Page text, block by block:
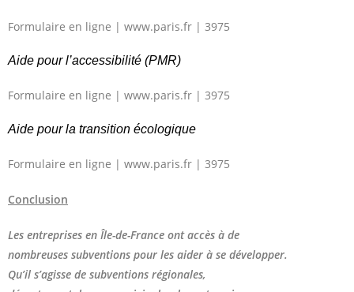
Formulaire en ligne | www.paris.fr | 3975
Aide pour l’accessibilité (PMR)
Formulaire en ligne | www.paris.fr | 3975
Aide pour la transition écologique
Formulaire en ligne | www.paris.fr | 3975
Conclusion
Les entreprises en Île-de-France ont accès à de
nombreuses subventions pour les aider à se développer.
Qu’il s’agisse de subventions régionales,